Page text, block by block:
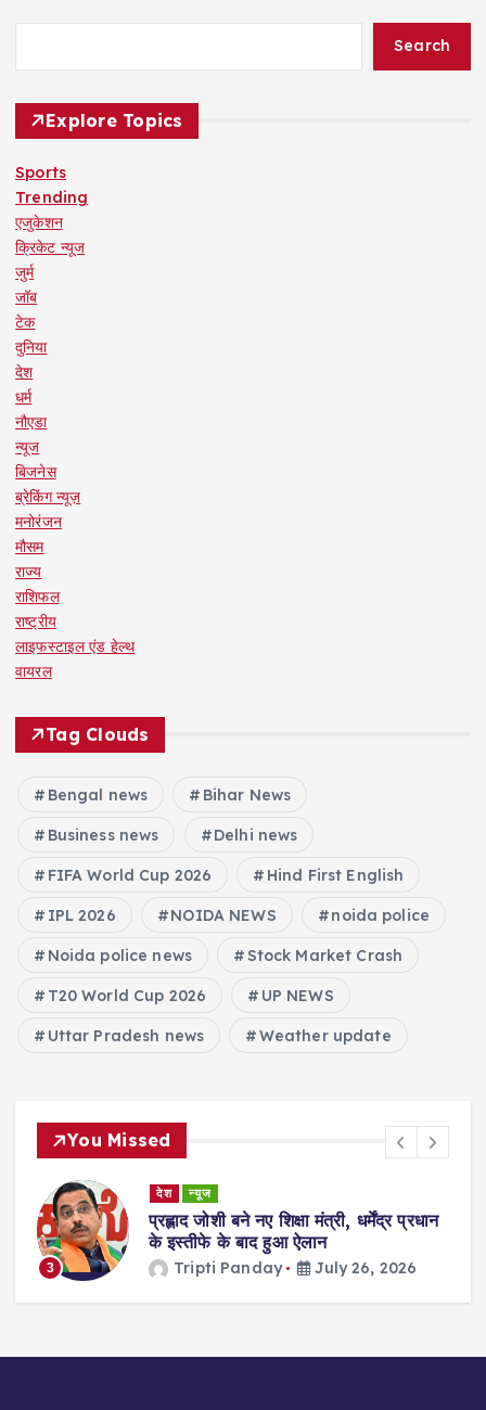
Search
Explore Topics
Sports
Trending
एजुकेशन
क्रिकेट न्यूज
जुर्म
जॉब
टेक
दुनिया
देश
धर्म
नौएडा
न्यूज
बिजनेस
ब्रेकिंग न्यूज़
मनोरंजन
मौसम
राज्य
राशिफल
राष्ट्रीय
लाइफस्टाइल एंड हेल्थ
वायरल
Tag Clouds
Bengal news Bihar News
Business news Delhi news
FIFA World Cup 2026 Hind First English
IPL 2026 NOIDA NEWS noida police
Noida police news Stock Market Crash
T20 World Cup 2026 UP NEWS
Uttar Pradesh news Weather update
You Missed
3
देश न्यूज
प्रह्लाद जोशी बने नए शिक्षा मंत्री, धर्मेंद्र प्रधान
के इस्तीफे के बाद हुआ ऐलान
Tripti Panday July 26, 2026